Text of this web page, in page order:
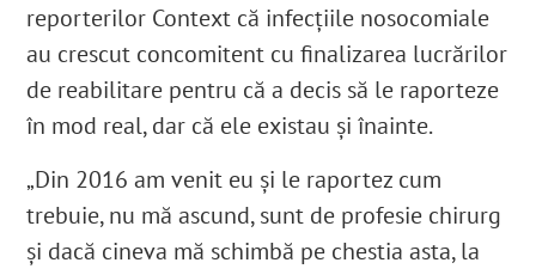
reporterilor Context că infecțiile nosocomiale
au crescut concomitent cu finalizarea lucrărilor
de reabilitare pentru că a decis să le raporteze
în mod real, dar că ele existau și înainte.
„Din 2016 am venit eu și le raportez cum
trebuie, nu mă ascund, sunt de profesie chirurg
și dacă cineva mă schimbă pe chestia asta, la